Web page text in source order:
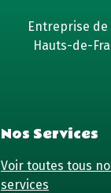
Entreprise
Hauts-de-
Nos Services
Voir toutes tous
services